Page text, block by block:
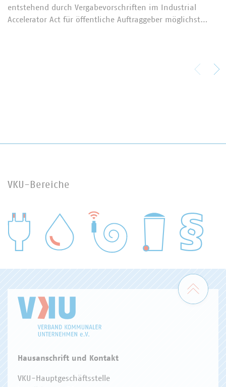
entstehend durch Vergabevorschriften im Industrial
Accelerator Act für öffentliche Auftraggeber möglichst…
VKU-Bereiche
WASSER/ABWASSER
Zum
Hausanschrift und Kontakt
VKU-Hauptgeschäftsstelle